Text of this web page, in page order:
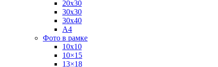
20х30
30х30
30х40
А4
Фото в рамке
10х10
10×15
13×18